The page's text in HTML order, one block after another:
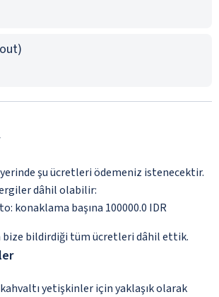
şu ücretleri ödemeniz istenecektir.
dâhil olabilir:
konaklama başına 100000.0 IDR
bize bildirdiği tüm ücretleri dâhil ettik.
yetişkinler için yaklaşık olarak